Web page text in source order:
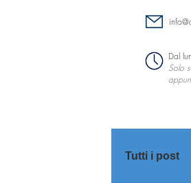
Dal
Solo
Tutti i post